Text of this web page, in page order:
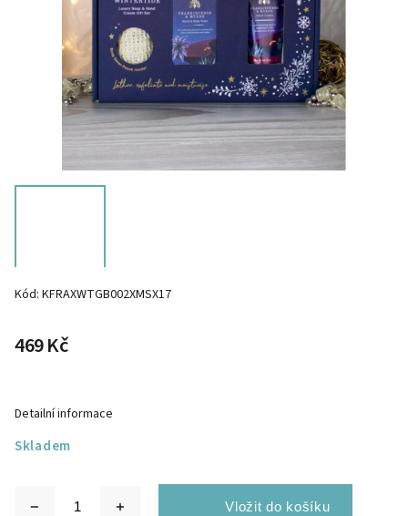
Kód: KFRAXWTGB002XMSX17
469 Kč
Skladem
Detailní informace